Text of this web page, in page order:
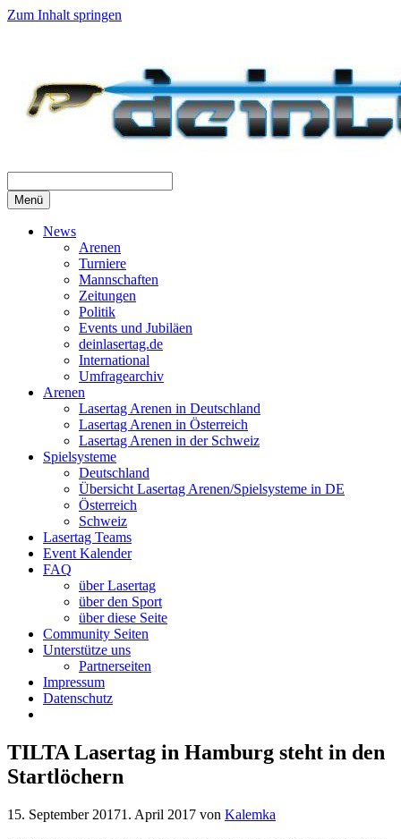
Zum Inhalt springen
Menü
News
Arenen
Turniere
Mannschaften
Zeitungen
Politik
Events und Jubiläen
deinlasertag.de
International
Umfragearchiv
Arenen
Lasertag Arenen in Deutschland
Lasertag Arenen in Österreich
Lasertag Arenen in der Schweiz
Spielsysteme
Deutschland
Übersicht Lasertag Arenen/Spielsysteme in DE
Österreich
Schweiz
Lasertag Teams
Event Kalender
FAQ
über Lasertag
über den Sport
über diese Seite
Community Seiten
Unterstütze uns
Partnerseiten
Impressum
Datenschutz
TILTA Lasertag in Hamburg steht in den
Startlöchern
15. September 20171. April 2017 von Kalemka